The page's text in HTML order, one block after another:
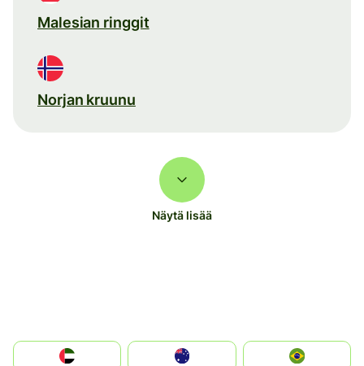
Malesian ringgit
Norjan kruunu
Näytä lisää
الإمارات العربية المتحدة